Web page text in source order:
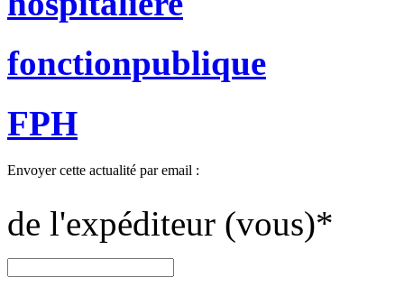
fonctionpublique
FPH
Envoyer cette actualité par email :
de l'expéditeur (vous)*